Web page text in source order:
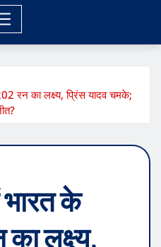
रन का लक्ष्य, प्रिंस यादव चमके;
भारत के
लक्ष्य,